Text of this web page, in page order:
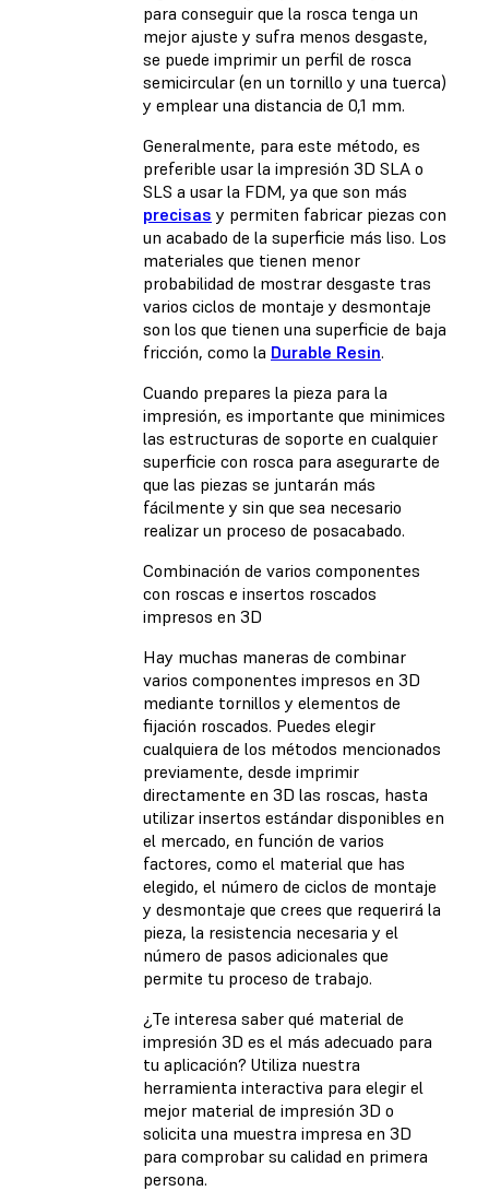
para conseguir que la rosca tenga un
mejor ajuste y sufra menos desgaste,
se puede imprimir un perfil de rosca
semicircular (en un tornillo y una tuerca)
y emplear una distancia de 0,1 mm.
Generalmente, para este método, es
preferible usar la impresión 3D SLA o
SLS a usar la FDM, ya que son más
precisas y permiten fabricar piezas con
un acabado de la superficie más liso. Los
materiales que tienen menor
probabilidad de mostrar desgaste tras
varios ciclos de montaje y desmontaje
son los que tienen una superficie de baja
fricción, como la Durable Resin.
Cuando prepares la pieza para la
impresión, es importante que minimices
las estructuras de soporte en cualquier
superficie con rosca para asegurarte de
que las piezas se juntarán más
fácilmente y sin que sea necesario
realizar un proceso de posacabado.
Combinación de varios componentes
con roscas e insertos roscados
impresos en 3D
Hay muchas maneras de combinar
varios componentes impresos en 3D
mediante tornillos y elementos de
fijación roscados. Puedes elegir
cualquiera de los métodos mencionados
previamente, desde imprimir
directamente en 3D las roscas, hasta
utilizar insertos estándar disponibles en
el mercado, en función de varios
factores, como el material que has
elegido, el número de ciclos de montaje
y desmontaje que crees que requerirá la
pieza, la resistencia necesaria y el
número de pasos adicionales que
permite tu proceso de trabajo.
¿Te interesa saber qué material de
impresión 3D es el más adecuado para
tu aplicación? Utiliza nuestra
herramienta interactiva para elegir el
mejor material de impresión 3D o
solicita una muestra impresa en 3D
para comprobar su calidad en primera
persona.